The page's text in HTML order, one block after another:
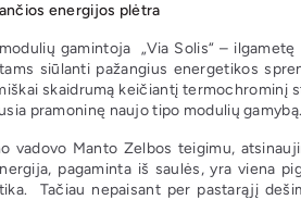
energijos plėtra
gamintoja „Via Solis“ –
siūlanti pažangius energetikos
skaidrumą keičiantį termochrominį
pramoninę naujo tipo modulių gamybą.
vadovo Manto Zelbos teigimu,
pagaminta iš saulės, yra viena
Tačiau nepaisant per pastarąjį